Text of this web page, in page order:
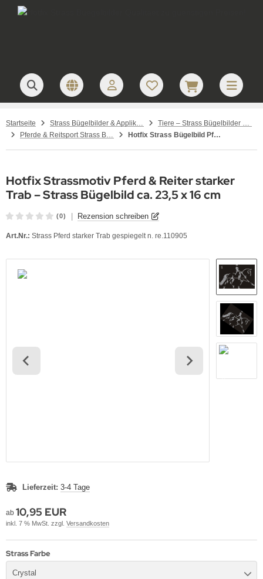
Startseite Strass Bügelbilder & Applikationen zum Aufbügeln
Tiere – Strass Bügelbilder & Motive
Pferde & Reitsport Strass Bügelbilder – Hotfix Applikationen für Pferdefreunde
Hotfix Strass Bügelbild Pferd Reiter starker Trab gespiegelt 110905 Applikation Crystal
Hotfix Strassmotiv Pferd & Reiter starker
Trab – Strass Bügelbild ca. 23,5 x 16 cm
(0) Rezension schreiben
Art.Nr.: Strass Pferd starker Trab gespiegelt n. re.110905
Lieferzeit: 3-4 Tage
ab 10,95 EUR
inkl. 7 % MwSt. zzgl. Versandkosten
Strass Farbe
Crystal